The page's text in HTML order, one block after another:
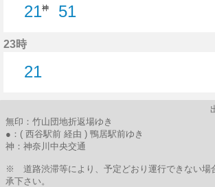
21神
51
23時
21
無印：竹山団地折返場ゆき
●：( 西谷駅前 経由 ) 鴨居駅前ゆき
神：神奈川中央交通
※ 道路渋滞等により、予定どおり運行できない場
承下さい。